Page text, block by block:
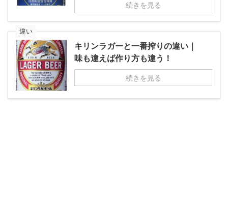
続きを見る
違い
キリンラガーと一番搾りの違い｜
味も違えば作り方も違う！
続きを見る